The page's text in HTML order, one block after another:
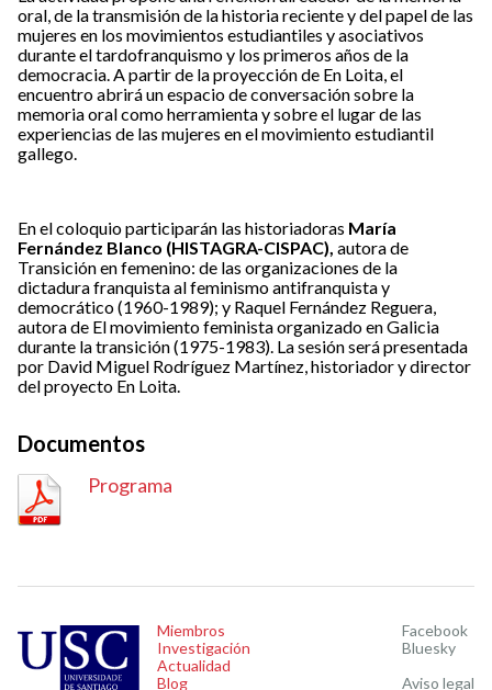
oral, de la transmisión de la historia reciente y del papel de las
mujeres en los movimientos estudiantiles y asociativos
durante el tardofranquismo y los primeros años de la
democracia. A partir de la proyección de En Loita, el
encuentro abrirá un espacio de conversación sobre la
memoria oral como herramienta y sobre el lugar de las
experiencias de las mujeres en el movimiento estudiantil
gallego.
En el coloquio participarán las historiadoras María
Fernández Blanco (HISTAGRA-CISPAC), autora de
Transición en femenino: de las organizaciones de la
dictadura franquista al feminismo antifranquista y
democrático (1960-1989); y Raquel Fernández Reguera,
autora de El movimiento feminista organizado en Galicia
durante la transición (1975-1983). La sesión será presentada
por David Miguel Rodríguez Martínez, historiador y director
del proyecto En Loita.
Documentos
Programa
Miembros
Investigación
Actualidad
Blog
Facebook
Bluesky
Aviso legal